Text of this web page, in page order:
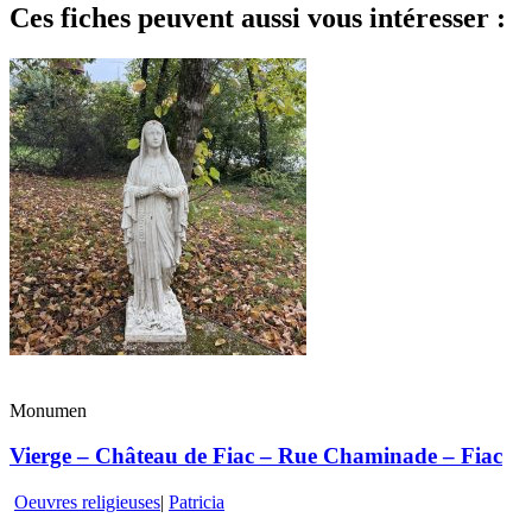
Ces fiches peuvent aussi vous intéresser :
Monumen
Vierge – Château de Fiac – Rue Chaminade – Fiac
Oeuvres religieuses| Patricia